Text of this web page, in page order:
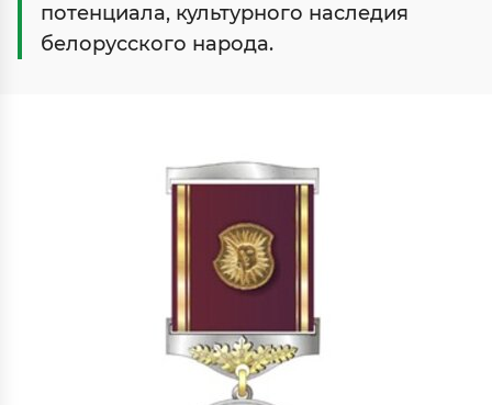
потенциала, культурного наследия
белорусского народа.